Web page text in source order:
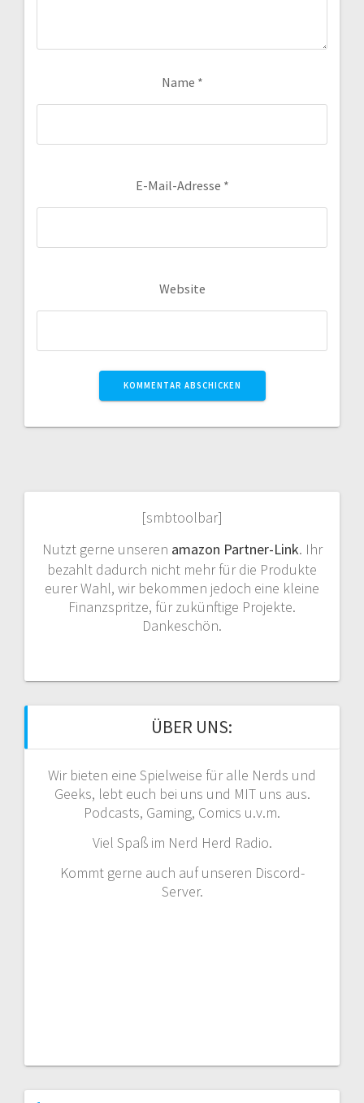
Name *
E-Mail-Adresse *
Website
[smbtoolbar]
Nutzt gerne unseren amazon Partner-Link. Ihr
bezahlt dadurch nicht mehr für die Produkte
eurer Wahl, wir bekommen jedoch eine kleine
Finanzspritze, für zukünftige Projekte.
Dankeschön.
ÜBER UNS:
Wir bieten eine Spielweise für alle Nerds und
Geeks, lebt euch bei uns und MIT uns aus.
Podcasts, Gaming, Comics u.v.m.
Viel Spaß im Nerd Herd Radio.
Kommt gerne auch auf unseren Discord-
Server.